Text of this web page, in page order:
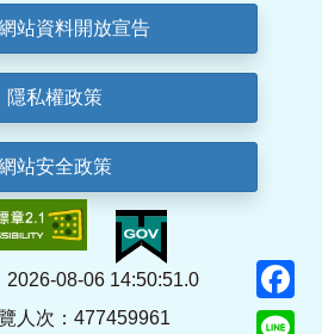
站資料開放宣告
隱私權政策
站安全政策
2026-08-06 14:50:51.0
人次：477459961